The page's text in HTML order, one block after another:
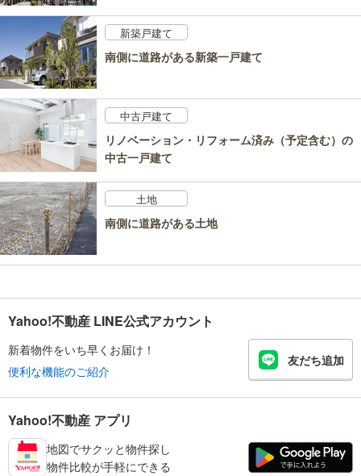
新築戸建て
南側に道路がある新築一戸建て
中古戸建て
リノベーション・リフォーム済み（予定含む）の
中古一戸建て
土地
南側に道路がある土地
Yahoo!不動産 LINE公式アカウント
新着物件をいち早くお届け！
便利な機能のご紹介
友だち追加
Yahoo!不動産 アプリ
地図でサクッと物件探し
物件比較が手軽にできる